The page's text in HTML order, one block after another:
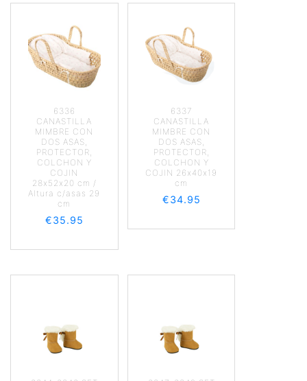
6336
CANASTILLA
MIMBRE CON
DOS ASAS,
PROTECTOR,
COLCHON Y
COJIN
28x52x20 cm /
Altura c/asas 29
cm
€35.95
6337
CANASTILLA
MIMBRE CON
DOS ASAS,
PROTECTOR,
COLCHON Y
COJIN 26x40x19
cm
€34.95